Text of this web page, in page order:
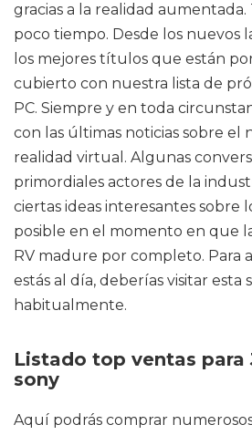
gracias a la realidad
poco tiempo. Desde los nuevos
los mejores títulos que están
cubierto con nuestra lista de
PC. Siempre y en toda
con las últimas noticias sobre el
realidad virtual. Algunas
primordiales actores de la
ciertas ideas interesantes sobre
posible en el momento en que
RV madure por completo. Para
estás al día, deberías visitar esta
habitualmente.
Listado top ventas para
sony
Aquí podrás comprar